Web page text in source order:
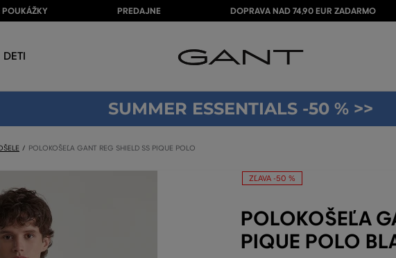
POUKÁŽKY PREDAJNE DOPRAVA NAD 74,90 EUR ZADARMO
DETI
SUMMER ESSENTIALS -50 % >>
POLOKOŠEĽA GANT REG SHIELD SS PIQUE POLO
ZĽAVA -50 %
POLOKOŠEĽA
PIQUE POLO